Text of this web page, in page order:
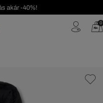
akár -40%!
0